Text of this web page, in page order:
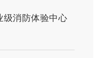
级消防体验中心